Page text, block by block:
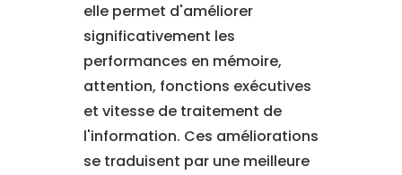
elle permet d'améliorer
significativement les
performances en mémoire,
attention, fonctions exécutives
et vitesse de traitement de
l'information. Ces améliorations
se traduisent par une meilleure